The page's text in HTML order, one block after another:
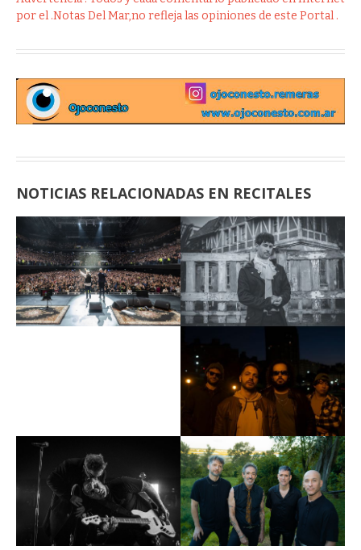
por el .Notas Del Mar,no refleja las opiniones de este Portal .
NOTICIAS RELACIONADAS EN RECITALES